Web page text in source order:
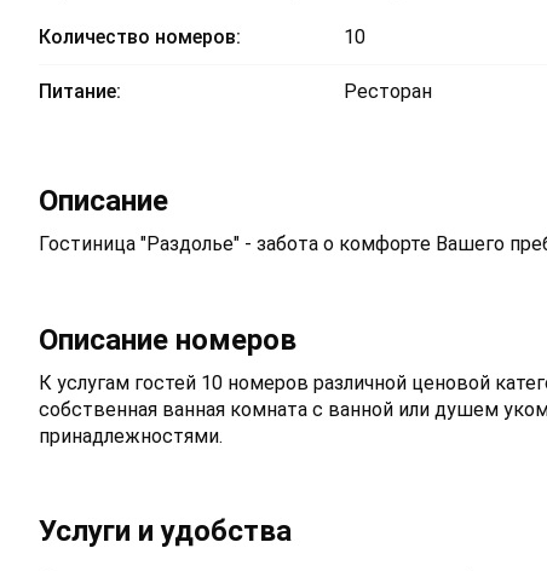
Количество номеров: 10
Питание: Ресторан
Описание
Гостиница "Раздолье" - забота о комфорте Вашего
Описание номеров
К услугам гостей 10 номеров различной ценовой
собственная ванная комната с ванной или душем
принадлежностями.
Услуги и удобства